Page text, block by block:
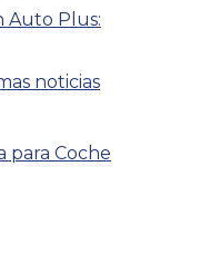
Auto Plus:
noticias
para Coche